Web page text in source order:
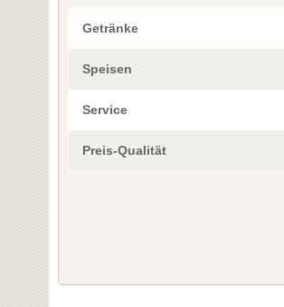
Getränke
Speisen
Service
Preis-Qualität